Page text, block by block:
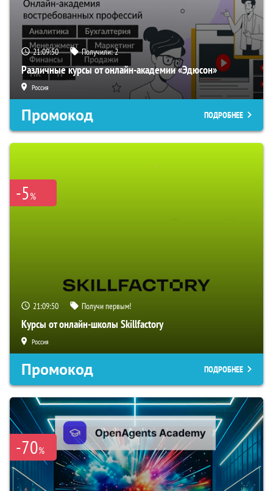
21:09:49 Получили:2
Различные курсы от онлайн-академии «Эдюсон»
Россия
Промокод ПОДРОБНЕЕ
-5%
21:09:49 Получи первым!
Курсы от онлайн-школы Skillfactory
Россия
Промокод ПОДРОБНЕЕ
-70%